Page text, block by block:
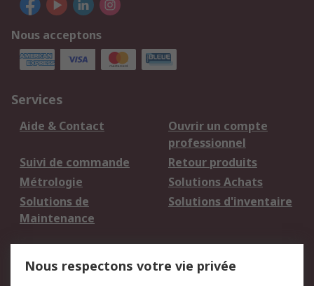
Nous acceptons
Services
Aide & Contact
Ouvrir un compte
professionnel
Suivi de commande
Retour produits
Métrologie
Solutions Achats
Solutions de
Maintenance
Solutions d'inventaire
Nous respectons votre vie privée